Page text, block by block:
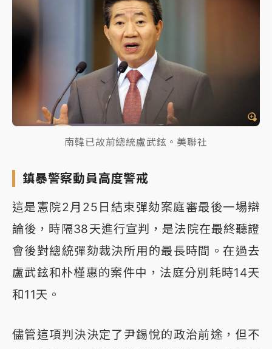
南韓已故前總統盧武鉉。美聯社
鎮暴警察動員高度警戒
這是憲院2月25日結束彈劾案庭審最後一場辯
論後，時隔38天進行宣判，是法院在最終聽證
會後對總統彈劾裁決所用的最長時間。在過去
盧武鉉和朴槿惠的案件中，法庭分別耗時14天
和11天。
儘管這項判決決定了尹錫悅的政治前途，但不